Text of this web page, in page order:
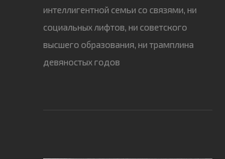
интеллигентной семьи со связями, ни
социальных лифтов, ни советского
высшего образования, ни трамплина
девяностых годов